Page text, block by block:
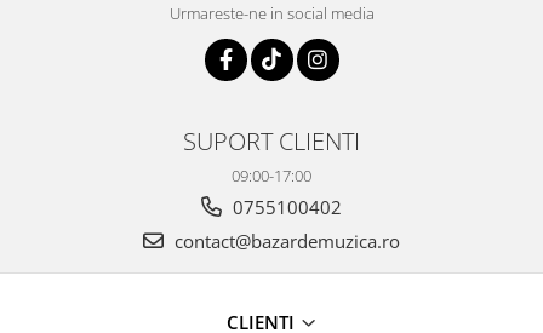
Urmareste-ne in social media
SUPORT CLIENTI
09:00-17:00
0755100402
contact@bazardemuzica.ro
CLIENTI